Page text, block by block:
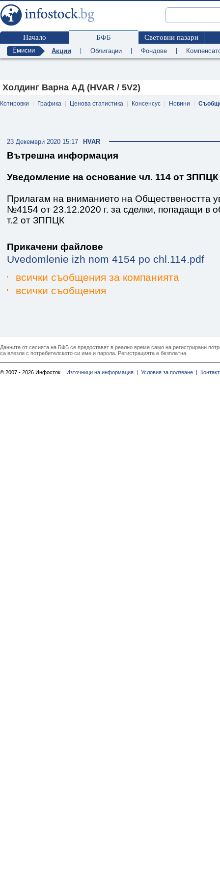
Начало БФБ Световни пазари
Емисии Акции Облигации Фондове
Холдинг Варна АД (HVAR / 5V2)
Котировки Графика Ценова статистика Консенсус Новини
HVAR
23 Декември 2020 15:17
Вътрешна информация
Уведомление на основание чл. 114 от ЗППЦК
Прилагам на вниманието на Обществеността
№4154 от 23.12.2020 г. за сделки, попадащи в
т.2 от ЗППЦК
Прикачени файлове
Uvedomlenie izh nom 4154 po chl.114.pdf
всички съобщения за компанията
всички съобщения
Данните от сесията на БФБ се предоставят в реално време само на регистрирани
са влезли с потребителското си име и парола. Регистрацията е безплатна.
© 2007 - 2026 Инфосток Източници на информация | Условия за ползване |